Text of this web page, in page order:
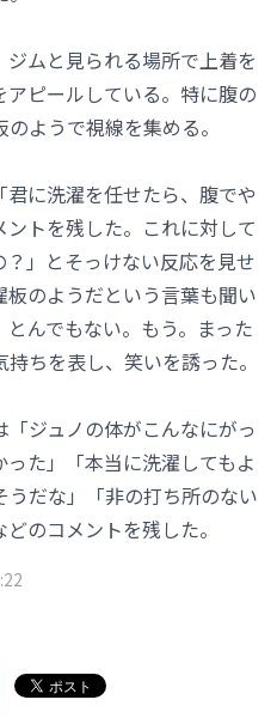
ムと見られる場所で上着を
ピールしている。特に腹の
ようで視線を集める。
に洗濯を任せたら、腹でや
トを残した。これに対して
」とそっけない反応を見せ
のようだという言葉も聞い
んでもない。もう。まった
ちを表し、笑いを誘った。
ジュノの体がこんなにがっ
た」「本当に洗濯してもよ
だな」「非の打ち所のない
のコメントを残した。